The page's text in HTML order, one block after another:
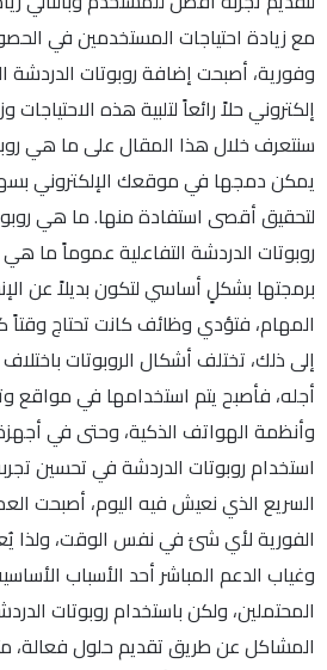
مع زيادة احتياجات المستخدمين في
وفورية، أصبحت إضافة روبوتات
إلكتروني حلاً رائعاً لتلبية هذه
سنتعرف خلال هذا المقال على ما هي
يمكن دمجها في موقعك الإلكتروني
روبوتات الدردشة التفاعلية عموماً ما هي
برمجتها بشكلٍ أساسي لتكون بديلاً عن
المهام، فتؤدي وظائف كانت تحتاج وقتاً
إلى ذلك، تختلف أشكال الروبوتات
أجله، فأصبح يتم استخدامها في مواقع
وأنظمة الهواتف الذكية، وحتى في
استخدام روبوتات الدردشة في تحسين
السريع الذي نعيش فيه اليوم، أصبحت
الفورية لأي شئ في نفس الوقت، ولذا
وغياب الدعم المباشر أحد الأسباب
المحتملين، ولكن باستخدام روبوتات
المشاكل عن طريق تقديم حلول فعالة،